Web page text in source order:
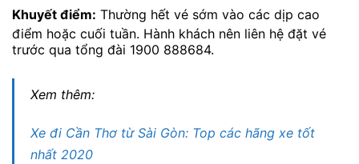
Khuyết điểm: Thường hết vé sớm vào các dịp cao
điểm hoặc cuối tuần. Hành khách nên liên hệ đặt vé
trước qua tổng đài 1900 888684.
Xem thêm:
Xe đi Cần Thơ từ Sài Gòn: Top các hãng xe tốt
nhất 2020